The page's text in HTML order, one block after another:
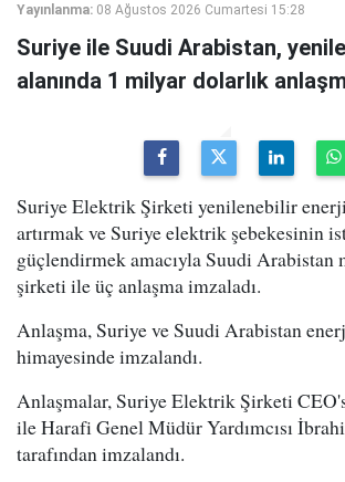
Yayınlanma: 08 Ağustos 2026 Cumartesi 15:28
Suriye ile Suudi Arabistan,
alanında 1 milyar dolarlık
Suriye Elektrik Şirketi yenilenebilir
artırmak ve Suriye elektrik şebekesinin
güçlendirmek amacıyla Suudi Arabistan
şirketi ile üç anlaşma imzaladı.
Anlaşma, Suriye ve Suudi Arabistan
himayesinde imzalandı.
Anlaşmalar, Suriye Elektrik Şirketi
ile Harafi Genel Müdür Yardımcısı
tarafından imzalandı.